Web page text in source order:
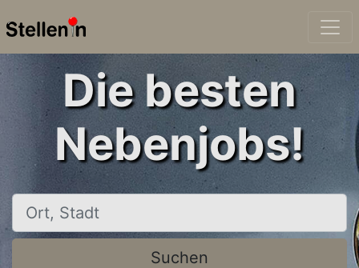
Die besten
Nebenjobs!
Ort, Stadt
Suchen